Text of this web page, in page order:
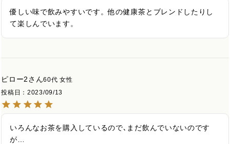
優しい味で飲みやすいです。他の健康茶とブレンドしたりし
て楽しんでいます。
ピロー2 60代 女性
投稿日
2023/09/13
いろんなお茶を購入しているので､まだ飲んでいないのです
が…